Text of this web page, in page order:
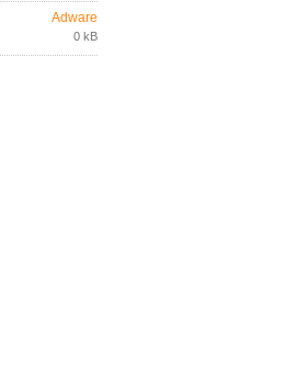
Adware
0 kB